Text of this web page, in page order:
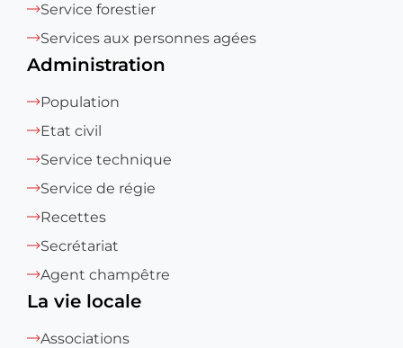
Service forestier
Services aux personnes agées
Administration
Population
Etat civil
Service technique
Service de régie
Recettes
Secrétariat
Agent champêtre
La vie locale
Associations